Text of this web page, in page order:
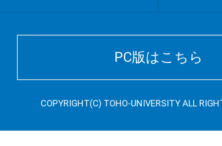
PC版はこちら
COPYRIGHT(C) TOHO-UNIVERSITY ALL